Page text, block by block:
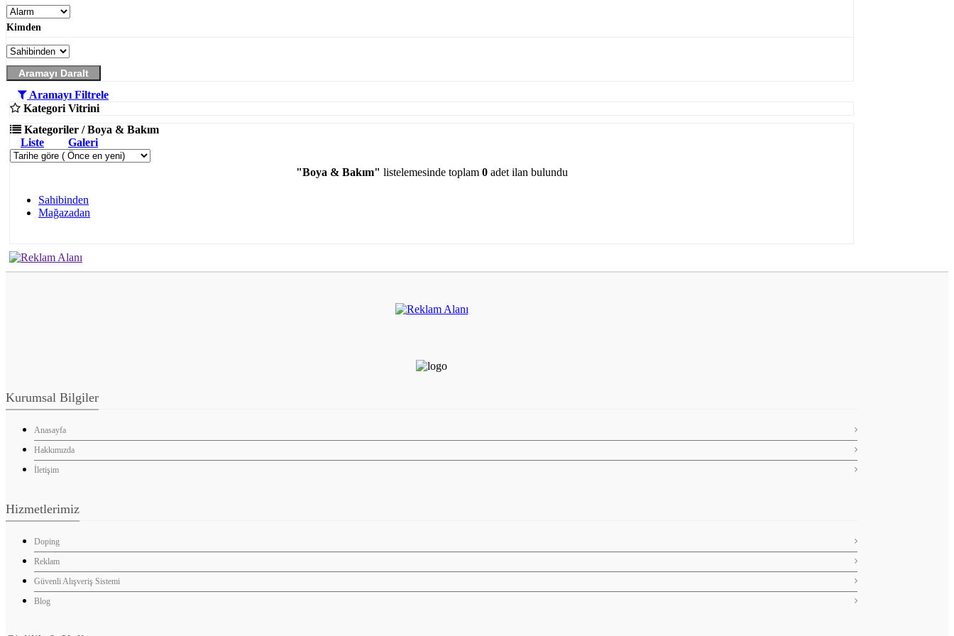
Kimden
Aramayı Daralt
Aramayı Filtrele
Kategori Vitrini
Kategoriler / Boya & Bakım
Liste
Galeri
"Boya & Bakım" listelemesinde toplam 0adet ilan bulundu
Sahibinden
Mağazadan
Kurumsal Bilgiler
Anasayfa
Hakkımızda
İletişim
Hizmetlerimiz
Doping
Reklam
Güvenli Alışveriş Sistemi
Blog